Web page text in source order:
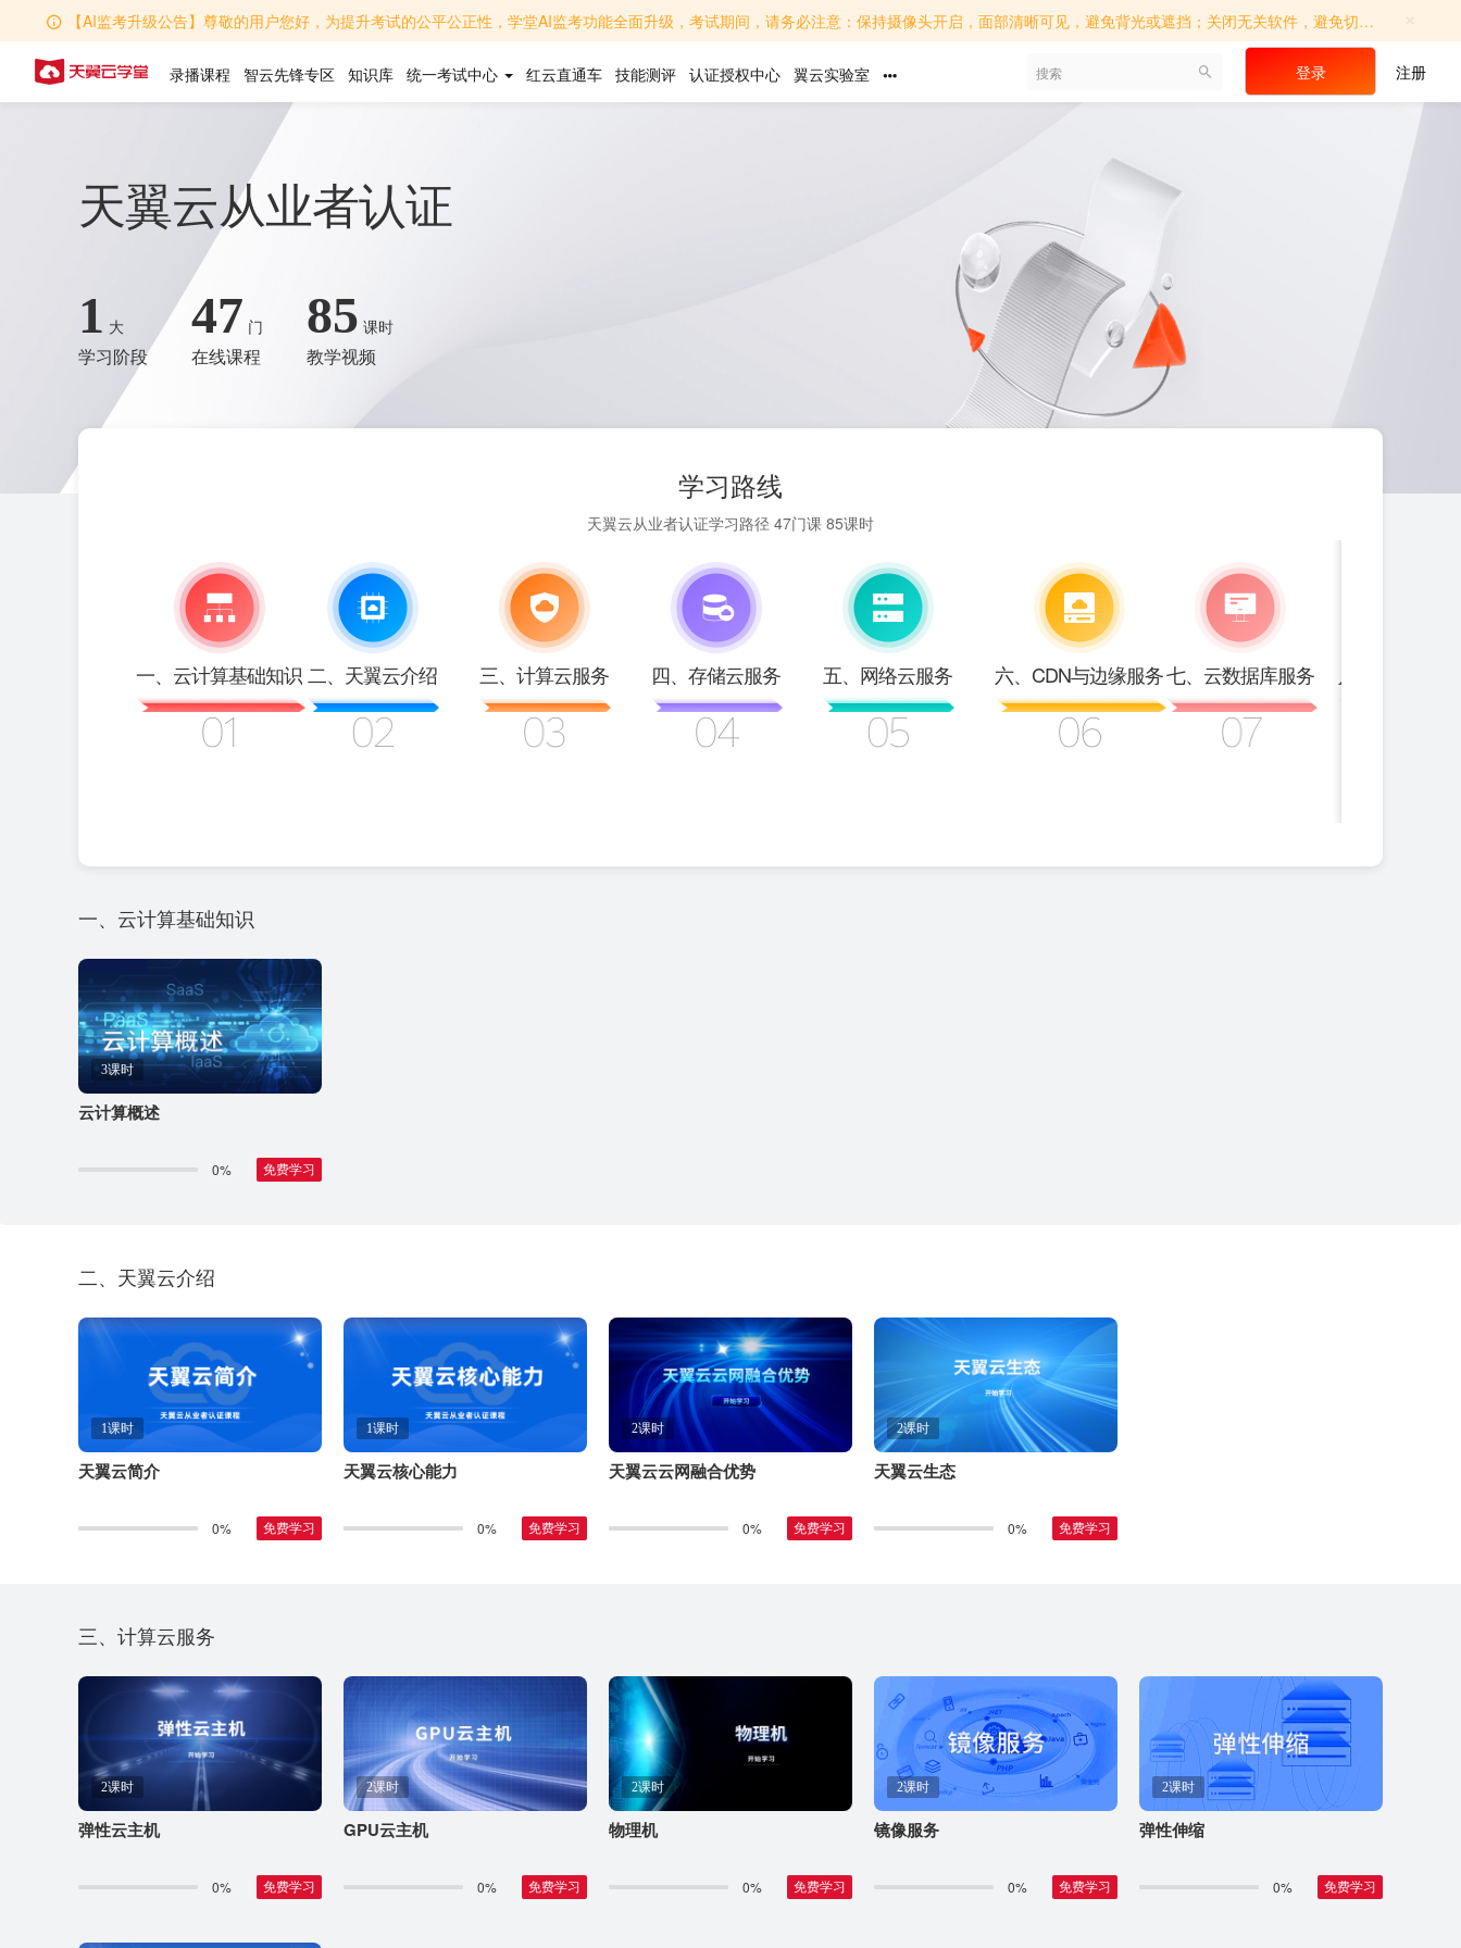
【AI监考升级公告】尊敬的用户您好，为提升考试的公平公正性，学堂AI监考功能全面升级，考试期间，请务必注意：保持摄像头开启，面部清晰可见，避免背光或遮挡；关闭无关软件，避免切屏操作；确保考试环境相对独立，避免他人进入；如遇系统提示，请及时调...
录播课程 智云先锋专区 知识库 统一考试中心 红云直通车 技能测评 认证授权中心 翼云实验室 登录 注册
天翼云从业者认证
1 大
学习阶段
47 门
在线课程
85 课时
教学视频
学习路线
天翼云从业者认证学习路径 47门课 85课时
一、云计算基础知识 二、天翼云介绍 三、计算云服务 四、存储云服务 五、网络云服务 六、CDN与边缘服务七、云数据库服务
一、云计算基础知识
3课时
云计算概述
0% 免费学习
二、天翼云介绍
1课时
天翼云简介
0% 免费学习
1课时
天翼云核心能力
0% 免费学习
2课时
天翼云云网融合优势
0% 免费学习
2课时
天翼云生态
0% 免费学习
三、计算云服务
2课时
弹性云主机
0% 免费学习
2课时
GPU云主机
0% 免费学习
2课时
物理机
0% 免费学习
2课时
镜像服务
0% 免费学习
2课时
弹性伸缩
0% 免费学习